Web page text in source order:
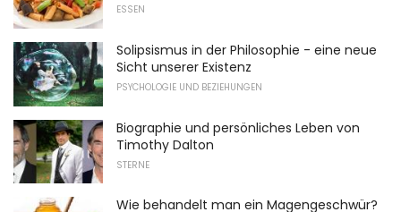
ESSEN
Solipsismus in der Philosophie - eine neue
Sicht unserer Existenz
PSYCHOLOGIE UND BEZIEHUNGEN
Biographie und persönliches Leben von
Timothy Dalton
STERNE
Wie behandelt man ein Magengeschwür?